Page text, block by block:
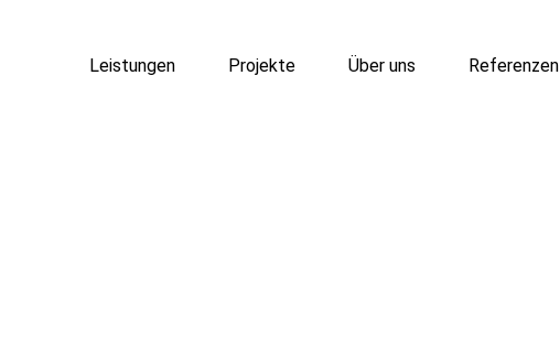
Leistungen Projekte Über uns Referenzen